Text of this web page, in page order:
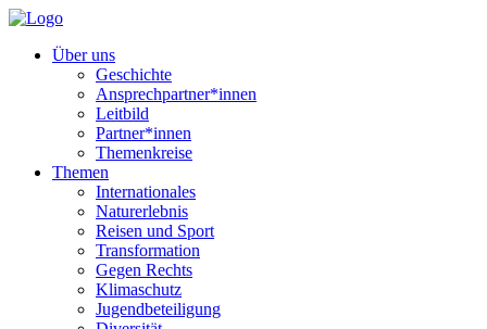
Über uns
Geschichte
Ansprechpartner*innen
Leitbild
Partner*innen
Themenkreise
Themen
Internationales
Naturerlebnis
Reisen und Sport
Transformation
Gegen Rechts
Klimaschutz
Jugendbeteiligung